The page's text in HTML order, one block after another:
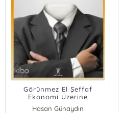
Görünmez El Şeffaf
Ekonomi Üzerine
Düşünceler
Hasan Günaydın